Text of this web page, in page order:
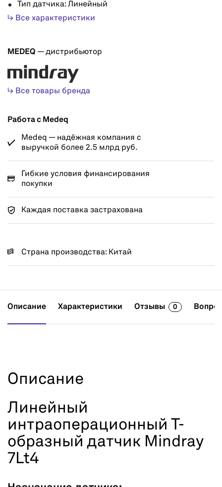
Тип датчика: Линейный
↳ Все характеристики
MEDEQ — дистрибьютор
↳ Все товары бренда
Работа с Medeq
Medeq — надёжная компания с
выручкой более 2.5 млрд руб.
Гибкие условия финансирования
покупки
Каждая поставка застрахована
Страна производства: Китай
Описание Характеристики Отзывы 0
Описание
Линейный
интраоперационный Т-
образный датчик Mindray
7Lt4